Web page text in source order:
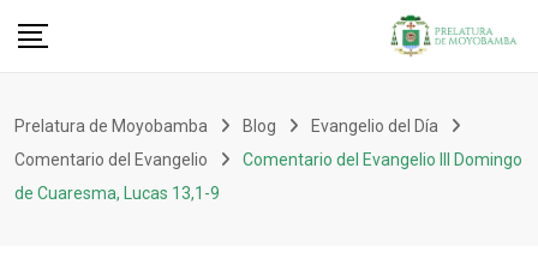
Prelatura de Moyobamba Blog
Evangelio del Día
Comentario del Evangelio
Comentario del Evangelio III Domingo
de Cuaresma, Lucas 13,1-9